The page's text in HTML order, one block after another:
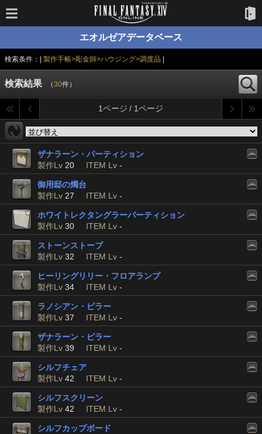
エオルゼアデータベース
検索条件：| 製作手帳>彫金師>ハウジング>調度品
検索結果 （30件）
1ページ / 1ページ
ザナラーン・パーティション
製作Lv 20 ITEM Lv -
御用邸の燭台
製作Lv 27 ITEM Lv -
ホワイトレクタングラーパーティション
製作Lv 30 ITEM Lv -
ストーンストーブ
製作Lv 32 ITEM Lv -
ヒーリングリリー・フロアランプ
製作Lv 34 ITEM Lv -
ラノシアン・ピラー
製作Lv 37 ITEM Lv -
ザナラーン・ピラー
製作Lv 39 ITEM Lv -
シルフチェア
製作Lv 42 ITEM Lv -
シルフスクリーン
製作Lv 42 ITEM Lv -
シルフカップボード